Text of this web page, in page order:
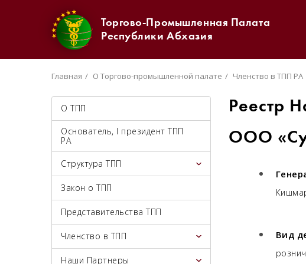
Торгово-Промышленная Палата
Республики Абхазия
Главная О Торгово-промышленной палате Членство в ТПП РА
О ТПП
Основатель, I президент ТПП
РА
Структура ТПП
Закон о ТПП
Представительства ТПП
Членство в ТПП
Наши Партнеры
Реестр
ООО
Вид